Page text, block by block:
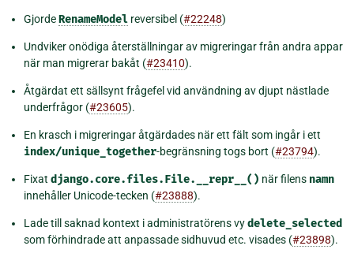
GjordeRenameModel reversibel (#22248)
Undviker onödiga återställningar av migreringar från andra appar
när man migrerar bakåt (#23410).
Åtgärdat ett sällsynt frågefel vid användning av djupt nästlade
underfrågor (#23605).
En krasch i migreringar åtgärdades när ett fält som ingår i ett
index/unique_together-begränsning togs bort (#23794).
Fixat django.core.files.File.__repr__() när filens namn
innehåller Unicode-tecken (#23888).
Lade till saknad kontext i administratörens vydelete_selected
som förhindrade att anpassade sidhuvud etc. visades (#23898).